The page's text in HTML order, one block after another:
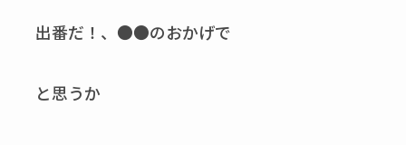
出番だ！、●●のおかげで
と思うか